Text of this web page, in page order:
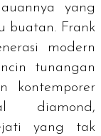
yang
buatan. Frank
modern
tunangan
kontemporer
diamond,
yang tak